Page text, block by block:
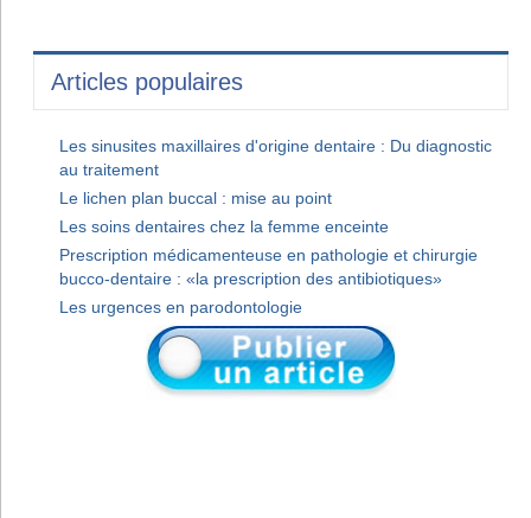
Articles populaires
Les sinusites maxillaires d'origine dentaire : Du diagnostic
au traitement
Le lichen plan buccal : mise au point
Les soins dentaires chez la femme enceinte
Prescription médicamenteuse en pathologie et chirurgie
bucco-dentaire : «la prescription des antibiotiques»
Les urgences en parodontologie